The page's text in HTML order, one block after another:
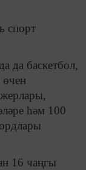
спорт
да баскетбол,
һәм 100
16 чаңгы